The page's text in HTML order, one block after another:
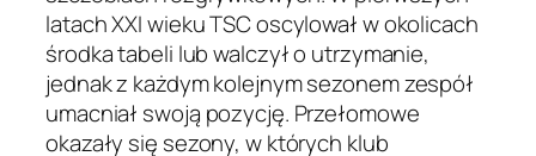
latach XXI wieku TSC oscylował w okolicach
środka tabeli lub walczył o utrzymanie,
jednak z każdym kolejnym sezonem zespół
umacniał swoją pozycję. Przełomowe
okazały się sezony, w których klub